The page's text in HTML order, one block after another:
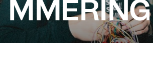
MMERING